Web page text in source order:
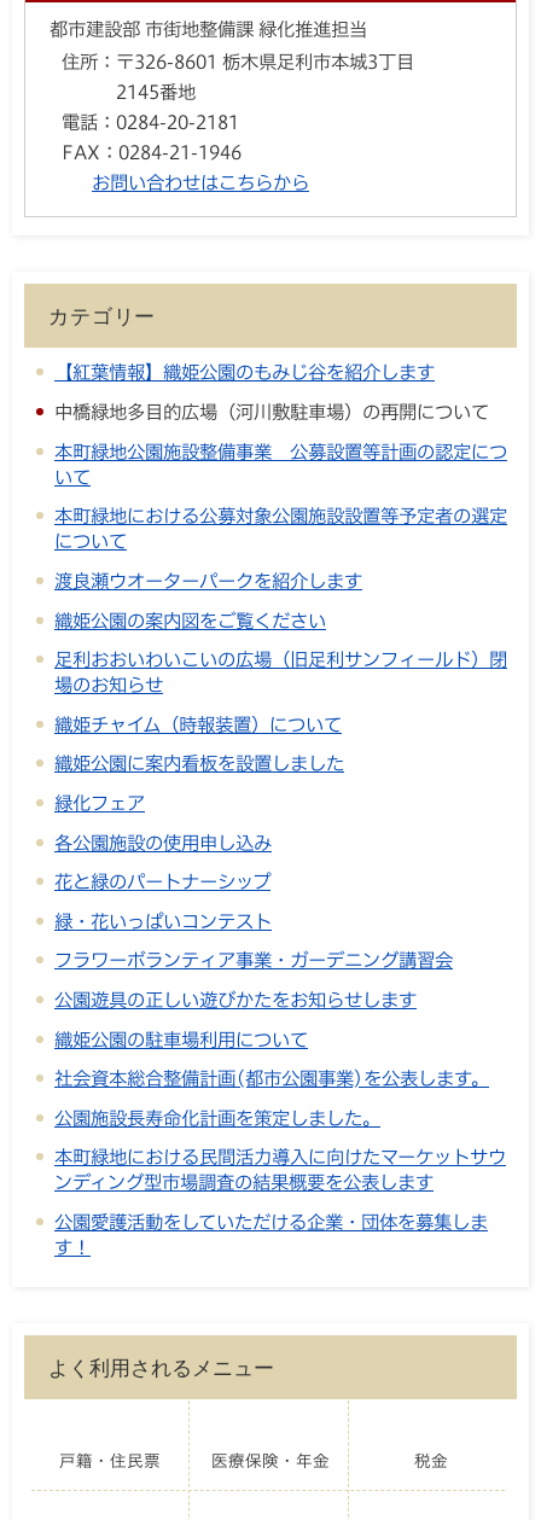
都市建設部 市街地整備課 緑化推進担当
住所： 〒326-8601 栃木県足利市本城3丁目
2145番地
電話： 0284-20-2181
FAX： 0284-21-1946
お問い合わせはこちらから
カテゴリー
【紅葉情報】織姫公園のもみじ谷を紹介します
中橋緑地多目的広場（河川敷駐車場）の再開について
本町緑地公園施設整備事業 公募設置等計画の認定につ
いて
本町緑地における公募対象公園施設設置等予定者の選定
について
渡良瀬ウオーターパークを紹介します
織姫公園の案内図をご覧ください
足利おおいわいこいの広場（旧足利サンフィールド）閉
場のお知らせ
織姫チャイム（時報装置）について
織姫公園に案内看板を設置しました
緑化フェア
各公園施設の使用申し込み
花と緑のパートナーシップ
緑・花いっぱいコンテスト
フラワーボランティア事業・ガーデニング講習会
公園遊具の正しい遊びかたをお知らせします
織姫公園の駐車場利用について
社会資本総合整備計画(都市公園事業)を公表します。
公園施設長寿命化計画を策定しました。
本町緑地における民間活力導入に向けたマーケットサウ
ンディング型市場調査の結果概要を公表します
公園愛護活動をしていただける企業・団体を募集しま
す！
よく利用されるメニュー
戸籍・住民票 医療保険・年金 税金